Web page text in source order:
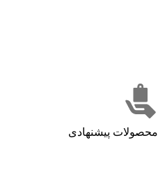
محصولات پیشنهادی